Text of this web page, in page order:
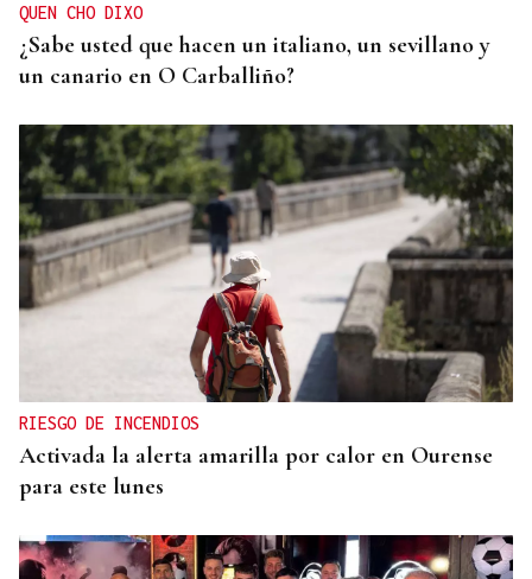
QUEN CHO DIXO
¿Sabe usted que hacen un italiano, un sevillano y
un canario en O Carballiño?
RIESGO DE INCENDIOS
Activada la alerta amarilla por calor en Ourense
para este lunes